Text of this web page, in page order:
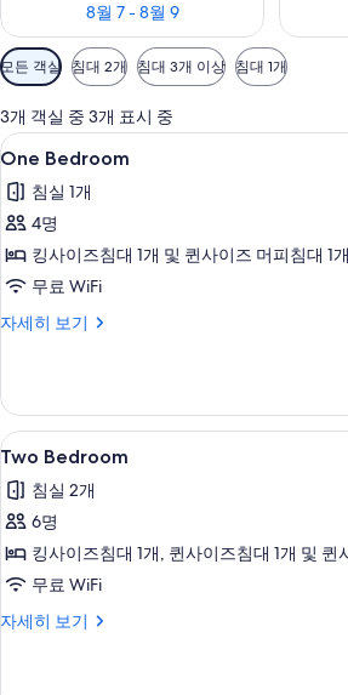
8월 7 - 8월 9
객
실
에
사
용
가
능
한
터
모든 객실 침대 2개 침대 3개 이상 침대 1개
3개 객실 중 3개 표시 중
One
Bedroom
사
진
모
두
보
One
11
One Bedroom
침실 1개
4명
킹사이즈침대 1개 및 퀸사이즈 머피침대 1개
무료 WiFi
자세히 보기
One
히
보
기
Two
Bedroom
사
진
모
두
보
11
Two Bedroom
침실 2개
6명
킹사이즈침대 1개, 퀸사이즈침대 1개 및 퀸
무료 WiFi
자세히 보기
Two